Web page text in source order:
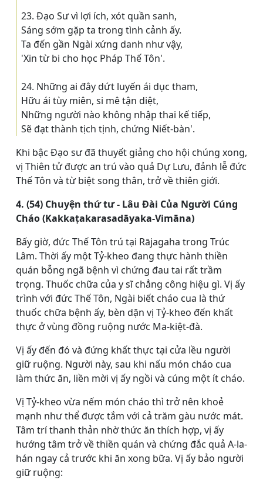
23. Ðạo Sư vì lợi ích, xót quần sanh,
Sáng sớm gặp ta trong tình cảnh ấy.
Ta đến gần Ngài xứng danh như vậy,
'Xin từ bi cho học Pháp Thế Tôn'.
24. Những ai đây dứt luyến ái dục tham,
Hữu ái tùy miên, si mê tận diệt,
Những người nào không nhập thai kế tiếp,
Sẽ đạt thành tịch tịnh, chứng Niết-bàn'.
Khi bậc Ðạo sư đã thuyết giảng cho hội chúng xong,
vị Thiên tử được an trú vào quả Dự Lưu, đảnh lễ đức
Thế Tôn và từ biệt song thân, trở về thiên giới.
4. (54) Chuyện thứ tư - Lâu Ðài Của Người Cúng
Cháo (Kakkaṭakarasadāyaka-Vimāna)
Bấy giờ, đức Thế Tôn trú tại Rājagaha trong Trúc
Lâm. Thời ấy một Tỷ-kheo đang thực hành thiền
quán bỗng ngã bệnh vì chứng đau tai rất trầm
trọng. Thuốc chữa của y sĩ chẳng công hiệu gì. Vị ấy
trình với đức Thế Tôn, Ngài biết cháo cua là thứ
thuốc chữa bệnh ấy, bèn dặn vị Tỷ-kheo đến khất
thực ở vùng đồng ruộng nước Ma-kiệt-đà.
Vị ấy đến đó và đứng khất thực tại cửa lều người
giữ ruộng. Người này, sau khi nấu món cháo cua
làm thức ăn, liền mời vị ấy ngồi và cúng một ít cháo.
Vị Tỷ-kheo vừa nếm món cháo thì trở nên khoẻ
mạnh như thể được tắm với cả trăm gàu nước mát.
Tâm trí thanh thản nhờ thức ăn thích hợp, vị ấy
hướng tâm trở về thiền quán và chứng đắc quả A-la-
hán ngay cả trước khi ăn xong bữa. Vị ấy bảo người
giữ ruộng: